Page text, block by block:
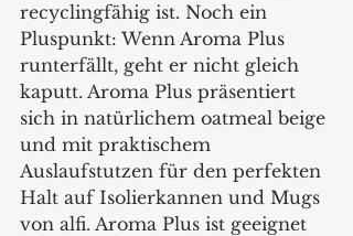
recyclingfähig ist. Noch ein
Pluspunkt: Wenn Aroma Plus
runterfällt, geht er nicht gleich
kaputt. Aroma Plus präsentiert
sich in natürlichem oatmeal beige
und mit praktischem
Auslaufstutzen für den perfekten
Halt auf Isolierkannen und Mugs
von alfi. Aroma Plus ist geeignet